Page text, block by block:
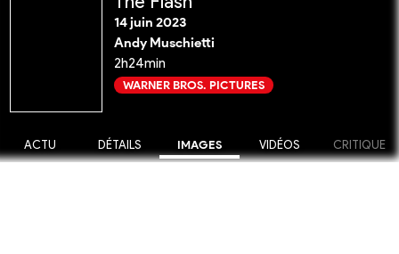
14 juin 2023
Andy Muschietti
2h24min
WARNER BROS. PICTURES
ACTU DÉTAILS IMAGES VIDÉOS CRITIQUE